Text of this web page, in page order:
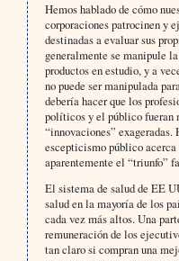
Hemos hablado de cómo
corporaciones patrocinen y
destinadas a evaluar sus
generalmente se manipule
productos en estudio, y a
no puede ser manipulada
debería hacer que los
políticos y el público fueran
“innovaciones” exageradas.
escepticismo público
aparentemente el “triunfo”
El sistema de salud de EE
salud en la mayoría de los
cada vez más altos. Una
remuneración de los
tan claro si compran una